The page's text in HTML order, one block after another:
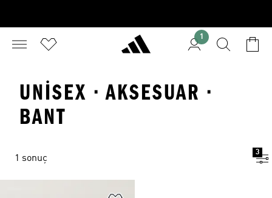
1
UNISEX · AKSESUAR ·
BANT
1 sonuç
3